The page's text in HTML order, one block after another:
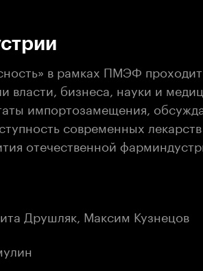
в рамках ПМЭФ
власти, бизнеса, науки и
импортозамещения,
современных
отечественной
Друшляк, Максим Кузнецов